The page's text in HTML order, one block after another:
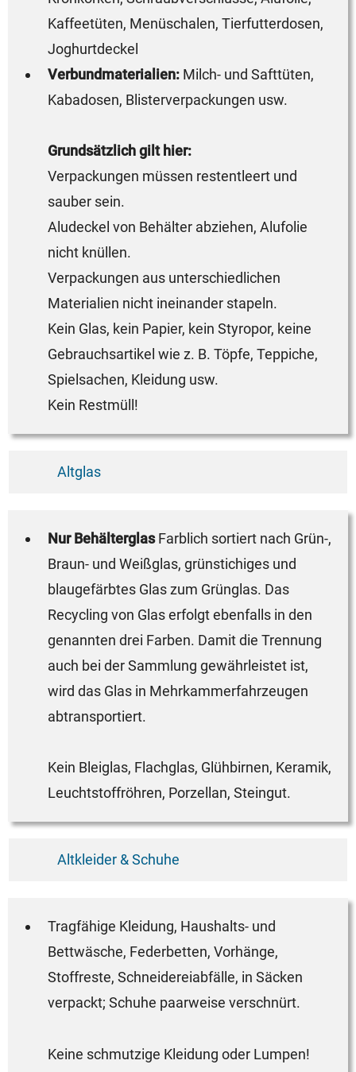
Kaffeetüten, Menüschalen, Tierfutterdosen,
Joghurtdeckel
Verbundmaterialien: Milch- und Safttüten,
Kabadosen, Blisterverpackungen usw.
Grundsätzlich gilt hier:
Verpackungen müssen restentleert und
sauber sein.
Aludeckel von Behälter abziehen, Alufolie
nicht knüllen.
Verpackungen aus unterschiedlichen
Materialien nicht ineinander stapeln.
Kein Glas, kein Papier, kein Styropor, keine
Gebrauchsartikel wie z. B. Töpfe, Teppiche,
Spielsachen, Kleidung usw.
Kein Restmüll!
Altglas
Nur BehälterglasFarblich sortiert nach Grün-,
Braun- und Weißglas, grünstichiges und
blaugefärbtes Glas zum Grünglas. Das
Recycling von Glas erfolgt ebenfalls in den
genannten drei Farben. Damit die Trennung
auch bei der Sammlung gewährleistet ist,
wird das Glas in Mehrkammerfahrzeugen
abtransportiert.
Kein Bleiglas, Flachglas, Glühbirnen, Keramik,
Leuchtstoffröhren, Porzellan, Steingut.
Altkleider & Schuhe
Tragfähige Kleidung, Haushalts- und
Bettwäsche, Federbetten, Vorhänge,
Stoffreste, Schneidereiabfälle, in Säcken
verpackt; Schuhe paarweise verschnürt.
Keine schmutzige Kleidung oder Lumpen!